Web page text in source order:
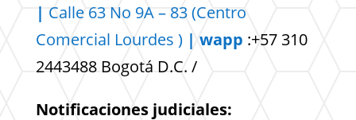
| Calle 63 No 9A – 83 (Centro
Comercial Lourdes ) | wapp :+57 310
2443488 Bogotá D.C. /
Notificaciones judiciales: